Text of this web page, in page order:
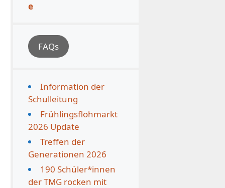
e
FAQs
Information der
Schulleitung
Frühlingsflohmarkt
2026 Update
Treffen der
Generationen 2026
190 Schüler*innen
der TMG rocken mit